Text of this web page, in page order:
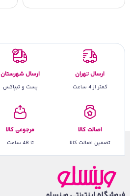
ارسال تهران
کمتر از 4 ساعت
ارسال شهرستان
پست و تیپاکس
اصالت کالا
تضمین اصالت کالا
مرجوعی کالا
تا 48 ساعت